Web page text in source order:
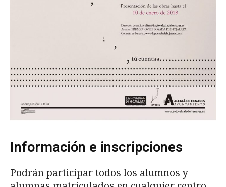
Información e inscripciones
Podrán participar todos los alumnos y